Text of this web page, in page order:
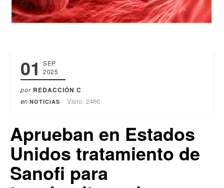
01
SEP
2025
por REDACCIÓN C
en NOTICIAS Visto: 2466
Aprueban en Estados
Unidos tratamiento de
Sanofi para